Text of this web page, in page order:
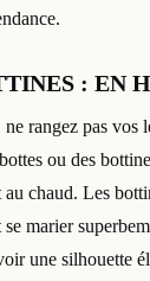
: EN
rangez pas vos
ou des
chaud. Les
marier
une silhouette